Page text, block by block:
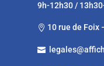
9h-12h30 /
 10 rue de Foix
